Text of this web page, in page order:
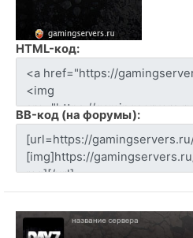
HTML-код:
BB-код (на форумы):